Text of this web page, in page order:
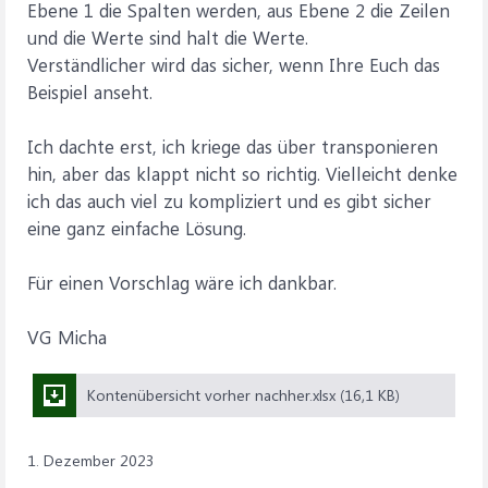
Ebene 1 die Spalten werden, aus Ebene 2 die Zeilen
und die Werte sind halt die Werte.
Verständlicher wird das sicher, wenn Ihre Euch das
Beispiel anseht.
Ich dachte erst, ich kriege das über transponieren
hin, aber das klappt nicht so richtig. Vielleicht denke
ich das auch viel zu kompliziert und es gibt sicher
eine ganz einfache Lösung.
Für einen Vorschlag wäre ich dankbar.
VG Micha
Kontenübersicht vorher nachher.xlsx (16,1 KB)
1. Dezember 2023